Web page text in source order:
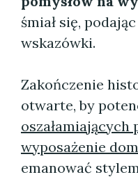
śmiał się,
wskazówki.
Zakończenie
otwarte, by
oszałamiających
wyposażenie
emanować